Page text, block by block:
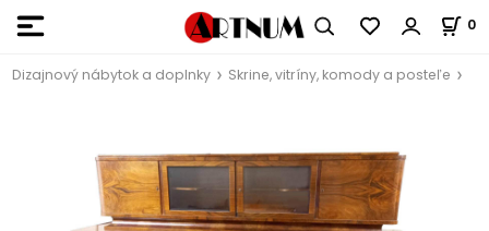
0
Dizajnový nábytok a doplnky Skrine, vitríny, komody a posteľe